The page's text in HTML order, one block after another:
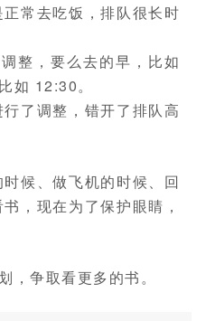
常去吃饭，排队很长时
整，要么去的早，比如
如 12:30。
了调整，错开了排队高
候、做飞机的时候、回
，现在为了保护眼睛，
，争取看更多的书。